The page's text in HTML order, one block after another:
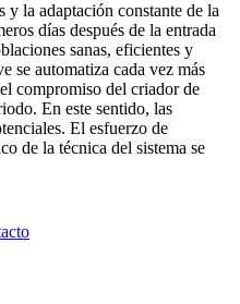
y la adaptación constante de la
días después de la entrada
sanas, eficientes y
se automatiza cada vez más
compromiso del criador de
En este sentido, las
El esfuerzo de
de la técnica del sistema se